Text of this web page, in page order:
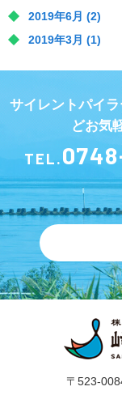
2019年6月 (2)
2019年3月 (1)
サイレントパイ
どお気
TEL.
〒523-